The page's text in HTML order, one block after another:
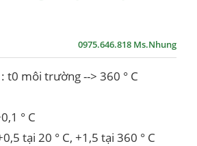
0975.646.818 Ms.Nhung
t0 môi trường --> 360 ° C
° C
tại 20 ° C, +1,5 tại 360 ° C